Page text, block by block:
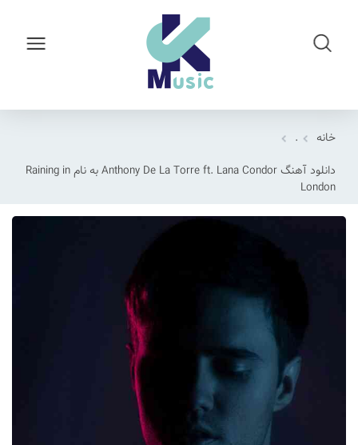
خانه
.
دانلود آهنگ Anthony De La Torre ft. Lana Condor به نام Raining in
London